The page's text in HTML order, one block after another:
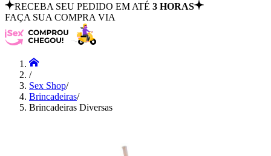
RECEBA SEU PEDIDO EM ATÉ 3 HORAS
FAÇA SUA COMPRA VIA
/
Sex Shop/
Brincadeiras/
Brincadeiras Diversas